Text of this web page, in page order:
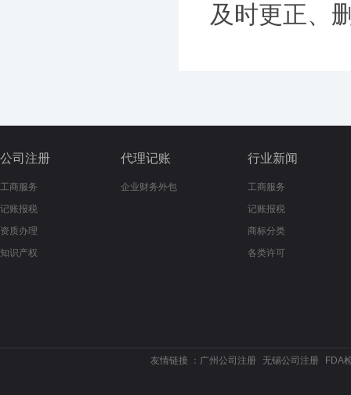
及时更正、
公司注册
工商服务
记账报税
资质办理
知识产权
代理记账
企业财务外包
行业新闻
工商服务
记账报税
商标分类
各类许可
友情链接 ： 广州公司注册 无锡公司注册 FDA